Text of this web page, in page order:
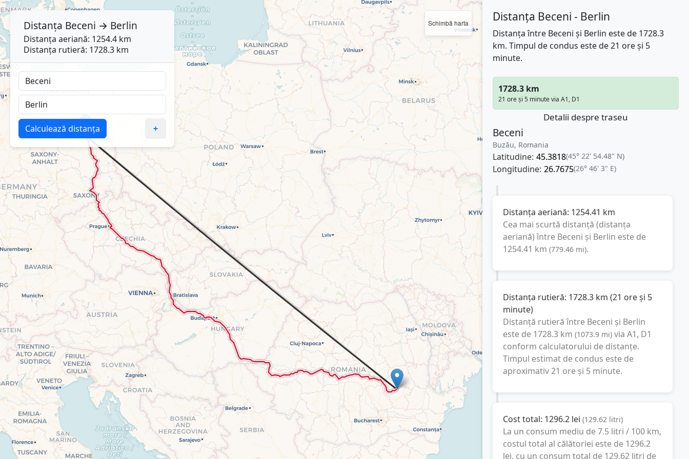
Schimbă harta Distanța Beceni - Berlin
Distanța între Beceni și Berlin este de 1728.3
km. Timpul de condus este de 21 ore și 5
minute.
1728.3 km
21 ore și 5 minute via A1, D1
Detalii despre traseu
Beceni
Buzău, Romania
Latitudine: 45.3818(45° 22' 54.48" N)
Longitudine: 26.7675(26° 46' 3" E)
Distanța aeriană: 1254.41 km
Cea mai scurtă distanță (distanța
aeriană) între Beceni și Berlin este de
1254.41 km (779.46 mi).
Distanța rutieră: 1728.3 km (21 ore și 5
minute)
Distanță rutieră între Beceni și Berlin
este de 1728.3 km (1073.9 mi) via A1, D1
conform calculatorului de distanțe.
Timpul estimat de condus este de
aproximativ21 ore și 5 minute.
Cost total: 1296.2 lei (129.62 litri)
La un consum mediu de7.5 litri / 100 km,
costul total al călătoriei este de 1296.2
lei, cu un consum total de 129.62 litri de
Distanța Beceni → Berlin
Distanța aeriană: 1254.4 km
Distanța rutieră: 1728.3 km
Calculează distanța +